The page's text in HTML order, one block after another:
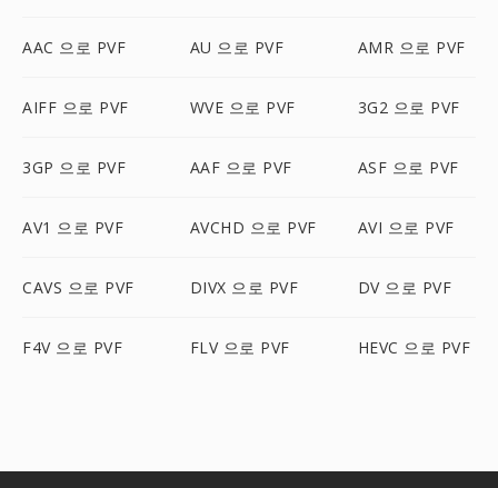
AAC 으로 PVF AU 으로 PVF AMR 으로 PVF
AIFF 으로 PVF WVE 으로 PVF 3G2 으로 PVF
3GP 으로 PVF AAF 으로 PVF ASF 으로 PVF
AV1 으로 PVF AVCHD 으로 PVF AVI 으로 PVF
CAVS 으로 PVF DIVX 으로 PVF DV 으로 PVF
F4V 으로 PVF FLV 으로 PVF HEVC 으로 PVF